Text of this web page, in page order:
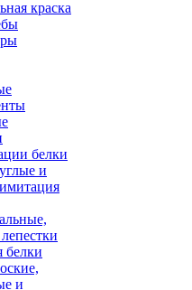
краска
белки
и
белки
и